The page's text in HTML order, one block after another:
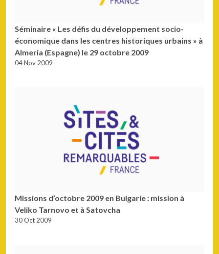
Séminaire « Les défis du développement socio-
économique dans les centres historiques urbains » à
Almeria (Espagne) le 29 octobre 2009
04 Nov 2009
Missions d’octobre 2009 en Bulgarie : mission à
Veliko Tarnovo et à Satovcha
30 Oct 2009